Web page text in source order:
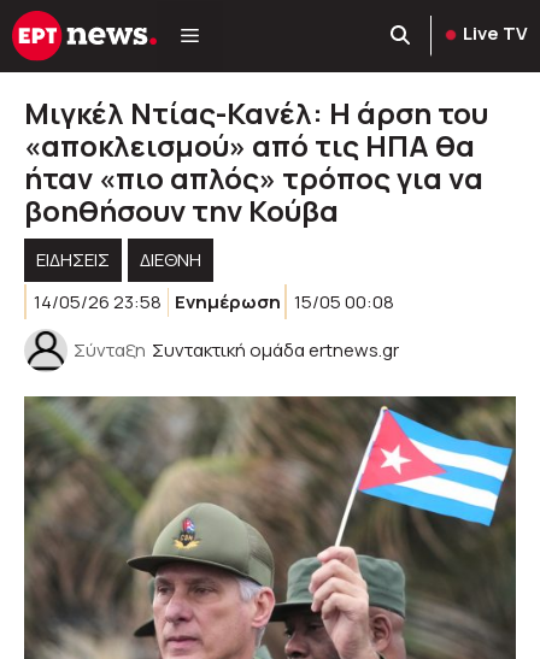
Μετάβαση
σε
Live TV
Μιγκέλ Ντίας-Κανέλ: Η άρση του
«αποκλεισμού» από τις ΗΠΑ θα
ήταν «πιο απλός» τρόπος για να
βοηθήσουν την Κούβα
ΕΙΔΗΣΕΙΣ
ΔΙΕΘΝΗ
14/05/26 23:58
Ενημέρωση 15/05 00:08
Σύνταξη Συντακτική ομάδα ertnews.gr